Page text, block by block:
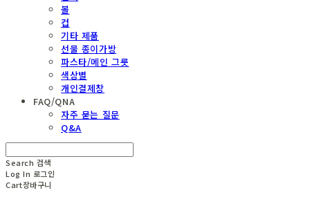
볼
컵
기타 제품
선물 종이가방
파스타/메인 그릇
색상별
개인결제창
FAQ/QNA
자주 묻는 질문
Q&A
Search 검색
Log In 로그인
Cart장바구니